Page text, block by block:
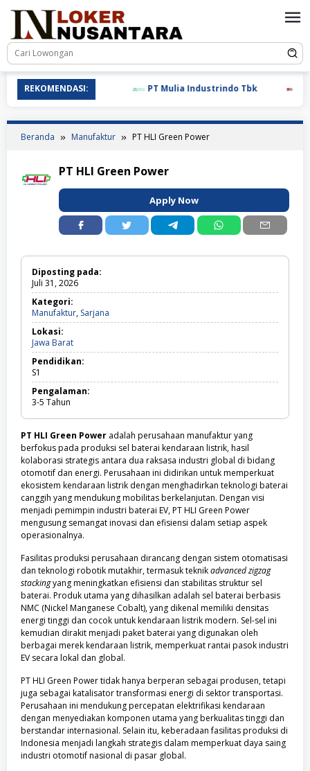
REKOMENDASI: PT Mulia Industrindo Tbk PT
Beranda Manufaktur PT HLI Green Power
PT HLI Green Power
Apply Now
Diposting pada:
Juli 31, 2026
Kategori:
Manufaktur, Sarjana
Sarjana
Lokasi:
Jawa BaratJawa
Barat
Pendidikan:
S1
Pengalaman:
3-5 Tahun
PT HLI Green Power adalah perusahaan manufaktur yang
berfokus pada produksi sel baterai kendaraan listrik, hasil
kolaborasi strategis antara dua raksasa industri global di bidang
otomotif dan energi. Perusahaan ini didirikan untuk memperkuat
ekosistem kendaraan listrik dengan menghadirkan teknologi baterai
canggih yang mendukung mobilitas berkelanjutan. Dengan visi
menjadi pemimpin industri baterai EV, PT HLI Green Power
mengusung semangat inovasi dan efisiensi dalam setiap aspek
operasionalnya.
Fasilitas produksi perusahaan dirancang dengan sistem otomatisasi
dan teknologi robotik mutakhir, termasuk teknikadvanced zigzag
stackingyang meningkatkan efisiensi dan stabilitas struktur sel
baterai. Produk utama yang dihasilkan adalah sel baterai berbasis
NMC (Nickel Manganese Cobalt), yang dikenal memiliki densitas
energi tinggi dan cocok untuk kendaraan listrik modern. Sel-sel ini
kemudian dirakit menjadi paket baterai yang digunakan oleh
berbagai merek kendaraan listrik, memperkuat rantai pasok industri
EV secara lokal dan global.
PT HLI Green Power tidak hanya berperan sebagai produsen, tetapi
juga sebagai katalisator transformasi energi di sektor transportasi.
Perusahaan ini mendukung percepatan elektrifikasi kendaraan
dengan menyediakan komponen utama yang berkualitas tinggi dan
berstandar internasional. Selain itu, keberadaan fasilitas produksi di
Indonesia menjadi langkah strategis dalam memperkuat daya saing
industri otomotif nasional di pasar global.